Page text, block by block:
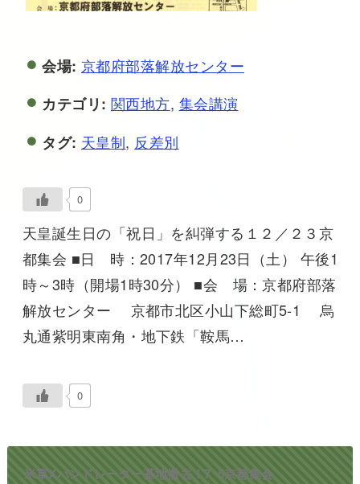
会場: 京都府部落解放センター
カテゴリ: 関西地方, 集会講演
タグ: 天皇制, 反差別
0
天皇誕生日の「祝日」を糾弾する１２／２３京
都集会 ■日 時：2017年12月23日（土） 午後1
時～3時（開場1時30分） ■会 場：京都府部落
解放センター 京都市北区小山下総町5-1 烏
丸通紫明東南角・地下鉄「鞍馬…
0
米軍Xバンドレーダー基地撤去！7･5京都集会